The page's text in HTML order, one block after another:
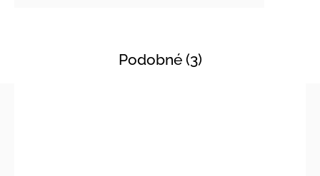
Podobné (3)